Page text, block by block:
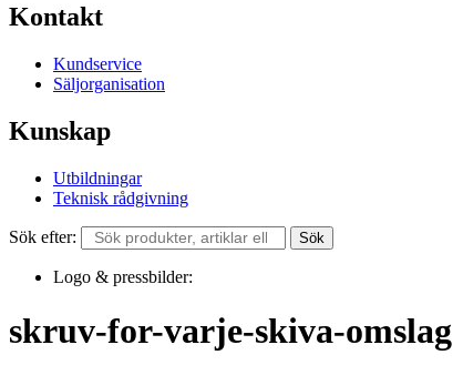
Kontakt
Kundservice
Säljorganisation
Kunskap
Utbildningar
Teknisk rådgivning
Sök efter: Sök
Logo & pressbilder:
skruv-for-varje-skiva-omslag